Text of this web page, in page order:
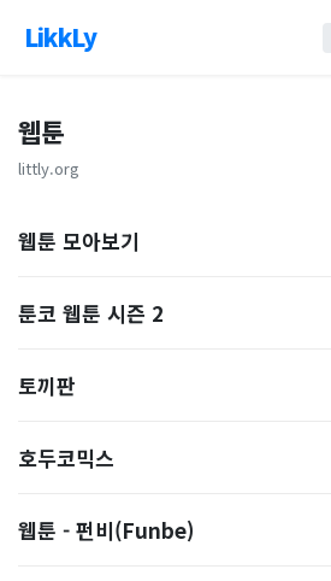
LikkLy
웹툰
littly.org
웹툰 모아보기
툰코 웹툰 시즌 2
토끼판
호두코믹스
웹툰 - 펀비(Funbe)